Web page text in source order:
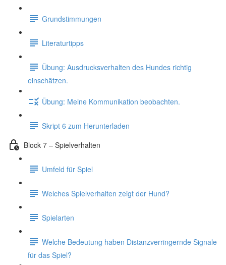
Grundstimmungen
Literaturtipps
Übung: Ausdrucksverhalten des Hundes richtig
einschätzen.
Übung: Meine Kommunikation beobachten.
Skript 6 zum Herunterladen
Block 7 – Spielverhalten
Umfeld für Spiel
Welches Spielverhalten zeigt der Hund?
Spielarten
Welche Bedeutung haben Distanzverringernde Signale
für das Spiel?